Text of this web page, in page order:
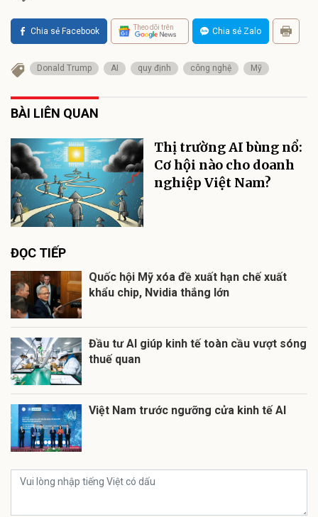
Chia sẻ Facebook Theo dõi trên Chia sẻ Zalo
Donald Trump AI quy định công nghệ Mỹ
BÀI LIÊN QUAN
Thị trường AI bùng nổ:
Cơ hội nào cho doanh
nghiệp Việt Nam?
ĐỌC TIẾP
Quốc hội Mỹ xóa đề xuất hạn chế xuất
khẩu chip, Nvidia thắng lớn
Đầu tư AI giúp kinh tế toàn cầu vượt sóng
thuế quan
Việt Nam trước ngưỡng cửa kinh tế AI